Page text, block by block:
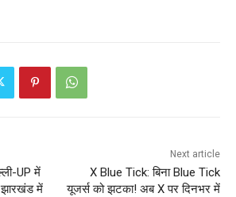
UP में
झारखंड में
Next article
X Blue Tick: बिना Blue Tick
यूजर्स को झटका! अब X पर दिनभर में